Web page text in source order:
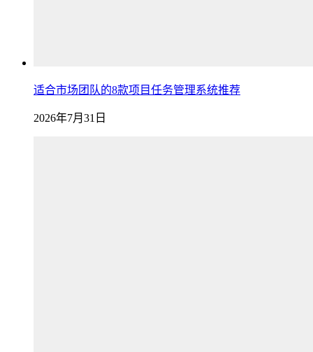
适合市场团队的8款项目任务管理系统推荐
2026年7月31日